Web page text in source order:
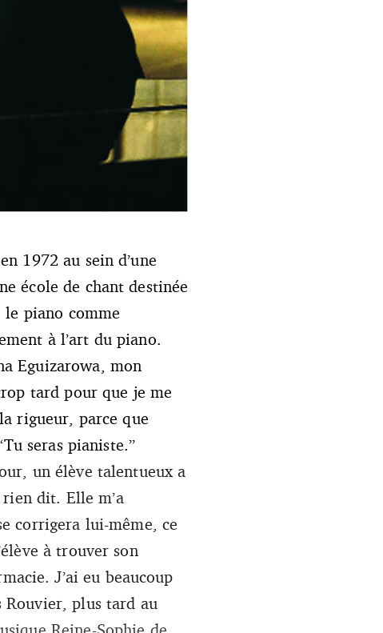
1972 au sein d’une
école de chant destinée
piano comme
à l’art du piano.
Eguizarowa, mon
tard pour que je me
rigueur, parce que
seras pianiste.”
un élève talentueux a
dit. Elle m’a
corrigera lui-même, ce
à trouver son
J’ai eu beaucoup
Rouvier, plus tard au